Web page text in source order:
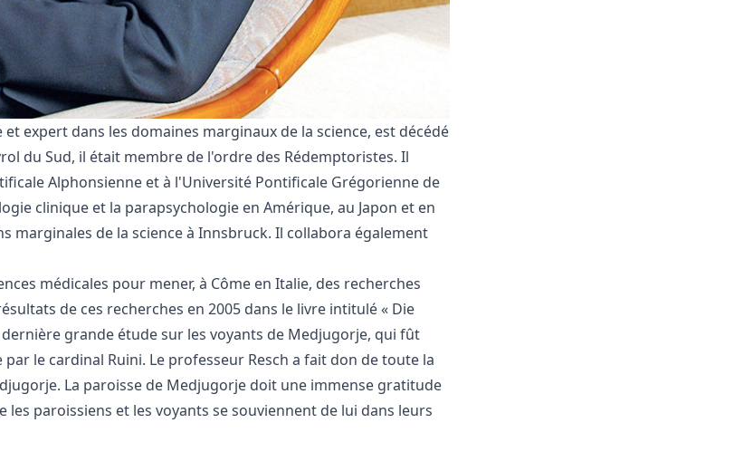
expert dans les domaines marginaux de la science, est décédé
du Sud, il était membre de l'ordre des Rédemptoristes. Il
Alphonsienne et à l'Université Pontificale Grégorienne de
clinique et la parapsychologie en Amérique, au Japon et en
de la science à Innsbruck. Il collabora également
médicales pour mener, à Côme en Italie, des recherches
de ces recherches en 2005 dans le livre intitulé « Die
grande étude sur les voyants de Medjugorje, qui fût
le cardinal Ruini. Le professeur Resch a fait don de toute la
La paroisse de Medjugorje doit une immense gratitude
paroissiens et les voyants se souviennent de lui dans leurs